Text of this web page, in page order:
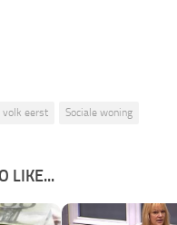
volk eerst Sociale woning
LIKE...